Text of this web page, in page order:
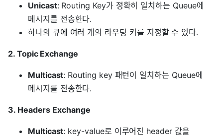
Unicast: Routing Key가 정확히 일치하는 Queue에
메시지를 전송한다.
하나의 큐에 여러 개의 라우팅 키를 지정할 수 있다.
2. Topic Exchange
Multicast: Routing key 패턴이 일치하는 Queue에
메시지를 전송한다.
3. Headers Exchange
Multicast: key-value로 이루어진 header 값을